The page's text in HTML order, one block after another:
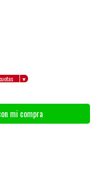
mi compra